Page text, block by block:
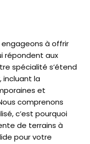
engageons à offrir
répondent aux
spécialité s’étend
incluant la
et
comprenons
c’est pourquoi
de terrains à
pour votre